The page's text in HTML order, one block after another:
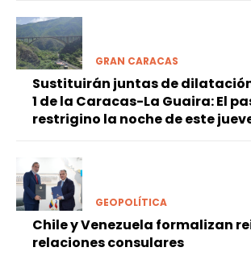
GRAN CARACAS
Sustituirán juntas de
1 de la Caracas-La Guaira: El
restrigino la noche de este
GEOPOLÍTICA
Chile y Venezuela formalizan
relaciones consulares